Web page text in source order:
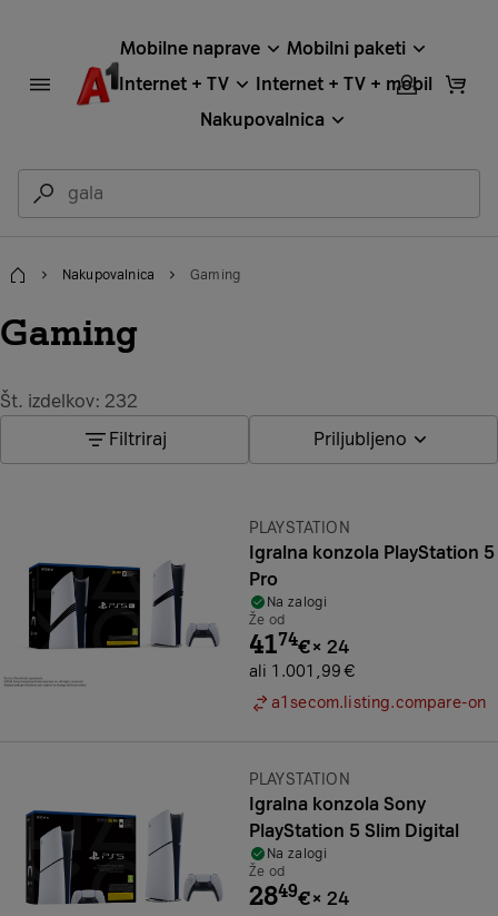
Mobilne naprave
Mobilni paketi
Internet + TV
Internet + TV + mobil
Nakupovalnica
Domov
Nakupovalnica Gaming
Gaming
Št. izdelkov: 232
Filtriraj
Priljubljeno
Znamka:
PLAYSTATION
Igralna konzola PlayStation 5
Pro
Na zalogi
Že od
4174€× 24
ali 1.001,99 €
a1secom.listing.compare-on
Znamka:
PLAYSTATION
Igralna konzola Sony
PlayStation 5 Slim Digital
Na zalogi
Že od
2849€× 24